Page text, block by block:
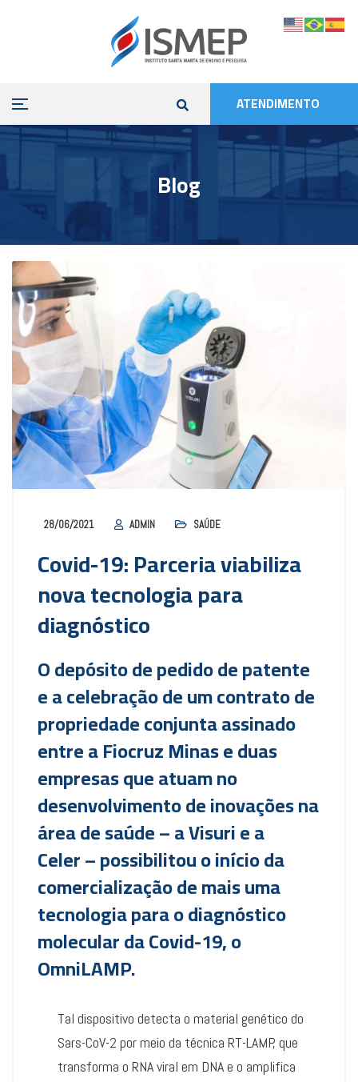
ATENDIMENTO
Blog
28/06/2021 ADMIN SAÚDE
Covid-19: Parceria viabiliza
nova tecnologia para
diagnóstico
O depósito de pedido de patente
e a celebração de um contrato de
propriedade conjunta assinado
entre a Fiocruz Minas e duas
empresas que atuam no
desenvolvimento de inovações na
área de saúde – a Visuri e a
Celer – possibilitou o início da
comercialização de mais uma
tecnologia para o diagnóstico
molecular da Covid-19, o
OmniLAMP.
Tal dispositivo detecta o material genético do
Sars-CoV-2 por meio da técnica RT-LAMP, que
transforma o RNA viral em DNA e o amplifica